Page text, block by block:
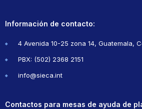
Información de contacto:
4 Avenida 10-25 zona 14, Guatemala,
PBX: (502) 2368 2151
info@sieca.int
Contactos para mesas de ayuda de